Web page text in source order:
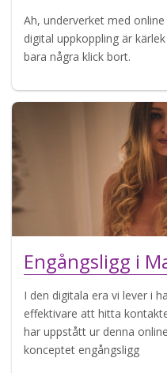
Ah, underverket med
digital uppkoppling är
bara några klick bort.
Engångsligg i
I den digitala era vi lever i
effektivare att hitta
har uppstått ur denna
konceptet engångsligg